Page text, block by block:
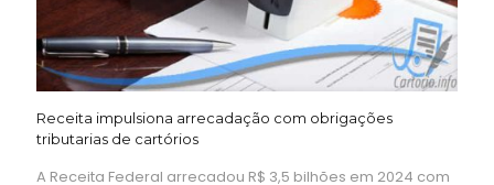
Receita impulsiona arrecadação com obrigações
tributarias de cartórios
A Receita Federal arrecadou R$ 3,5 bilhões em 2024 com